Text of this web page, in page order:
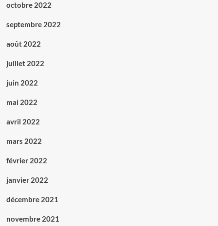
octobre 2022
septembre 2022
août 2022
juillet 2022
juin 2022
mai 2022
avril 2022
mars 2022
février 2022
janvier 2022
décembre 2021
novembre 2021